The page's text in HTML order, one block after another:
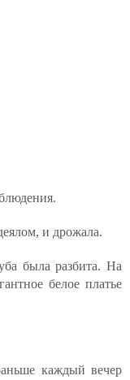
и дрожала.
была разбита. На
белое платье
каждый вечер